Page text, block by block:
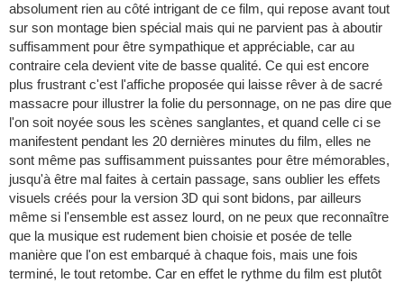
absolument rien au côté intrigant de ce film, qui repose avant tout
sur son montage bien spécial mais qui ne parvient pas à aboutir
suffisamment pour être sympathique et appréciable, car au
contraire cela devient vite de basse qualité. Ce qui est encore
plus frustrant c'est l'affiche proposée qui laisse rêver à de sacré
massacre pour illustrer la folie du personnage, on ne pas dire que
l'on soit noyée sous les scènes sanglantes, et quand celle ci se
manifestent pendant les 20 dernières minutes du film, elles ne
sont même pas suffisamment puissantes pour être mémorables,
jusqu'à être mal faites à certain passage, sans oublier les effets
visuels créés pour la version 3D qui sont bidons, par ailleurs
même si l'ensemble est assez lourd, on ne peux que reconnaître
que la musique est rudement bien choisie et posée de telle
manière que l'on est embarqué à chaque fois, mais une fois
terminé, le tout retombe. Car en effet le rythme du film est plutôt